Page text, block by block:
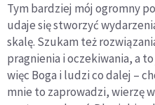
Tym bardziej mój ogromny
udaje się stworzyć
skalę. Szukam też
pragnienia i oczekiwania, a
więc Boga i ludzi co dalej –
mnie to zaprowadzi, wierzę